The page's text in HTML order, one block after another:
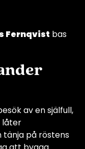
Fernqvist bas
av en själfull,
låter
tänja på röstens